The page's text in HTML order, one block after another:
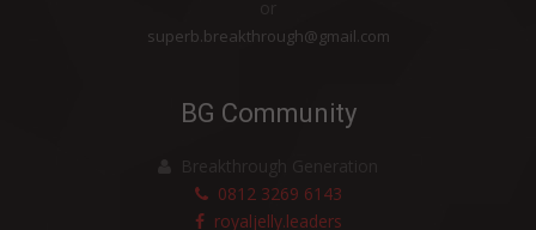
BERSIH, HARUM DAN NYAMAN
DAN SAKIT TENGGOROKAN
PERLEBAHAN
superb.breakthrough@gmail.com
BG Community
0812 3269 6143
royaljelly.leaders